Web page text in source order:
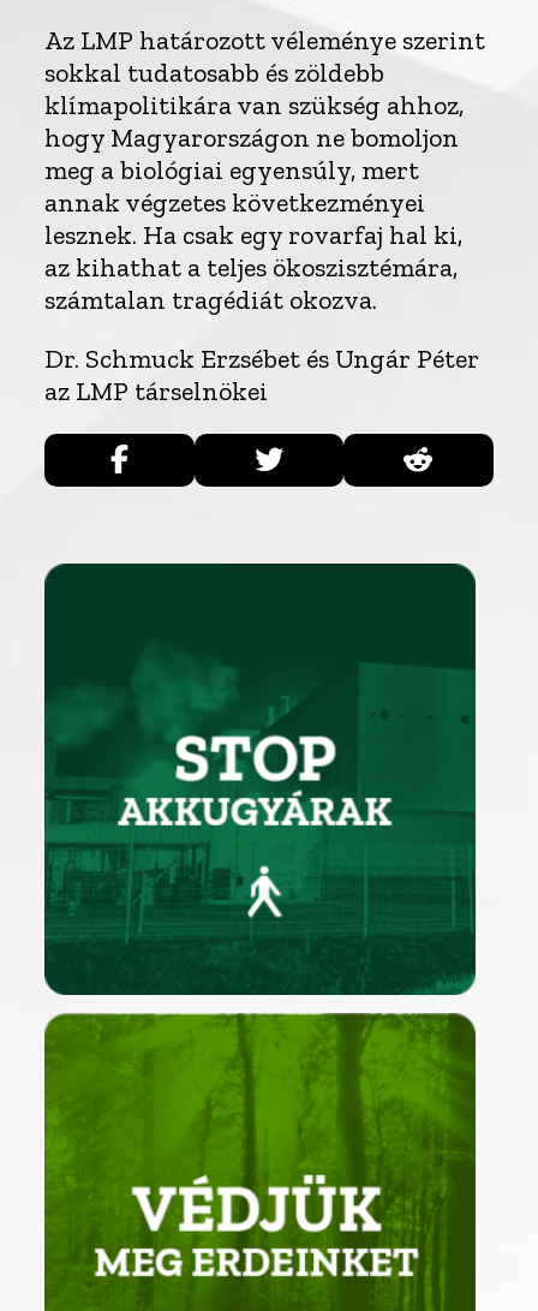
Az LMP határozott véleménye szerint
sokkal tudatosabb és zöldebb
klímapolitikára van szükség ahhoz,
hogy Magyarországon ne bomoljon
meg a biológiai egyensúly, mert
annak végzetes következményei
lesznek. Ha csak egy rovarfaj hal ki,
az kihathat a teljes ökoszisztémára,
számtalan tragédiát okozva.
Dr. Schmuck Erzsébet és Ungár Péter
az LMP társelnökei